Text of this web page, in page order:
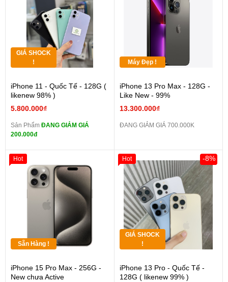
GIÁ SHOCK
!
iPhone 11 - Quốc Tế - 128G (
likenew 98% )
5.800.000₫
Sản Phẩm ĐANG GIẢM GIÁ
200.000đ
Máy Đẹp !
iPhone 13 Pro Max - 128G -
Like New - 99%
13.300.000₫
ĐANG GIẢM GIÁ 700.000K
Sẵn Hàng !
iPhone 15 Pro Max - 256G -
New chưa Active
Hot
GIÁ SHOCK
!
iPhone 13 Pro - Quốc Tế -
128G ( likenew 99% )
-8%
Hot